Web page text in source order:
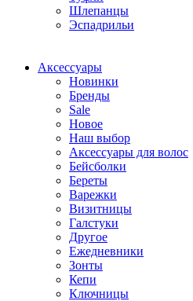
Шлепанцы
Эспадрильи
Аксессуары
Новинки
Бренды
Sale
Новое
Наш выбор
Аксессуары для волос
Бейсболки
Береты
Варежки
Визитницы
Галстуки
Другое
Ежедневники
Зонты
Кепи
Ключницы